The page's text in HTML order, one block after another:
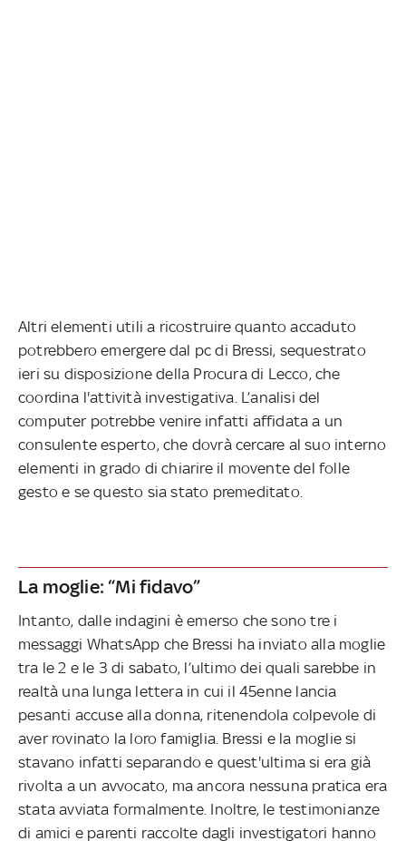
Altri elementi utili a ricostruire quanto accaduto
potrebbero emergere dal pc di Bressi, sequestrato
ieri su disposizione della Procura di Lecco, che
coordina l'attività investigativa. L’analisi del
computer potrebbe venire infatti affidata a un
consulente esperto, che dovrà cercare al suo interno
elementi in grado di chiarire il movente del folle
gesto e se questo sia stato premeditato.
La moglie: “Mi fidavo”
Intanto, dalle indagini è emerso che sono tre i
messaggi WhatsApp che Bressi ha inviato alla moglie
tra le 2 e le 3 di sabato, l’ultimo dei quali sarebbe in
realtà una lunga lettera in cui il 45enne lancia
pesanti accuse alla donna, ritenendola colpevole di
aver rovinato la loro famiglia. Bressi e la moglie si
stavano infatti separando e quest'ultima si era già
rivolta a un avvocato, ma ancora nessuna pratica era
stata avviata formalmente. Inoltre, le testimonianze
di amici e parenti raccolte dagli investigatori hanno